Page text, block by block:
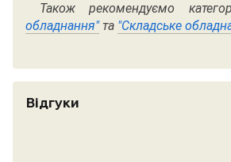
Також рекомендуємо
обладнання"та "Складське
Відгуки